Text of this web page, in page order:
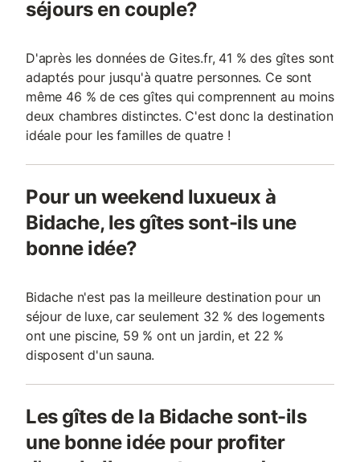
séjours en couple?
D'après les données de Gites.fr, 41 % des gîtes sont
adaptés pour jusqu'à quatre personnes. Ce sont
même 46 % de ces gîtes qui comprennent au moins
deux chambres distinctes. C'est donc la destination
idéale pour les familles de quatre !
Pour un weekend luxueux à
Bidache, les gîtes sont-ils une
bonne idée?
Bidache n'est pas la meilleure destination pour un
séjour de luxe, car seulement 32 % des logements
ont une piscine, 59 % ont un jardin, et 22 %
disposent d'un sauna.
Les gîtes de la Bidache sont-ils
une bonne idée pour profiter